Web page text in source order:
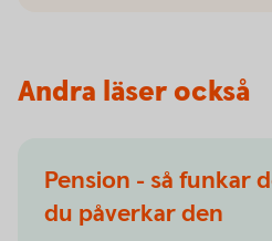
Andra läser också
Pension - så funkar
du påverkar den